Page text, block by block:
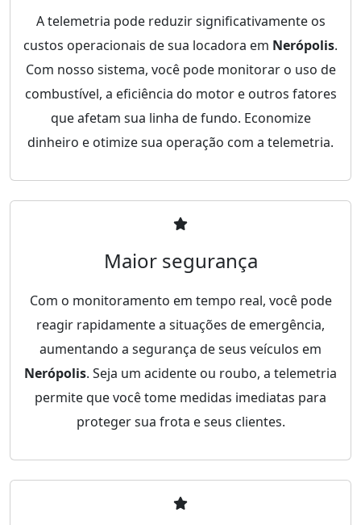
A telemetria pode reduzir significativamente os
custos operacionais de sua locadora em Nerópolis.
Com nosso sistema, você pode monitorar o uso de
combustível, a eficiência do motor e outros fatores
que afetam sua linha de fundo. Economize
dinheiro e otimize sua operação com a telemetria.
Maior segurança
Com o monitoramento em tempo real, você pode
reagir rapidamente a situações de emergência,
aumentando a segurança de seus veículos em
Nerópolis. Seja um acidente ou roubo, a telemetria
permite que você tome medidas imediatas para
proteger sua frota e seus clientes.